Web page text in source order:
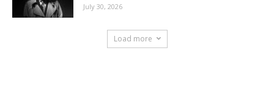
July 30, 2026
Load more